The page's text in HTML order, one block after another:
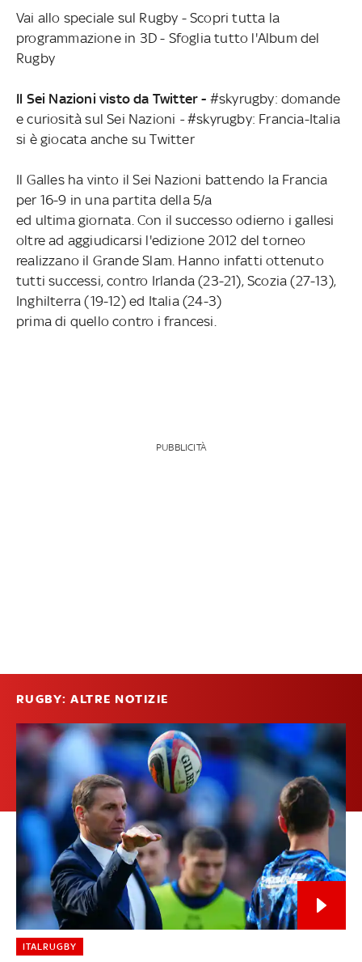
Vai allo speciale sul Rugby - Scopri tutta la
programmazione in 3D - Sfoglia tutto l'Album del
Rugby
Il Sei Nazioni visto da Twitter - #skyrugby: domande
e curiosità sul Sei Nazioni -#skyrugby: Francia-Italia
si è giocata anche su Twitter
Il Galles ha vinto il Sei Nazioni battendo la Francia
per 16-9 in una partita della 5/a
ed ultima giornata. Con il successo odierno i gallesi
oltre ad aggiudicarsi l'edizione 2012 del torneo
realizzano il Grande Slam. Hanno infatti ottenuto
tutti successi, contro Irlanda (23-21), Scozia (27-13),
Inghilterra (19-12) ed Italia (24-3)
prima di quello contro i francesi.
PUBBLICITÀ
RUGBY: ALTRE NOTIZIE
ITALRUGBY